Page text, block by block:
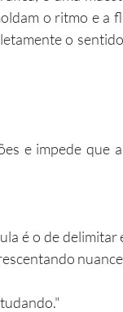
o ritmo e a
o
e impede que
é o de